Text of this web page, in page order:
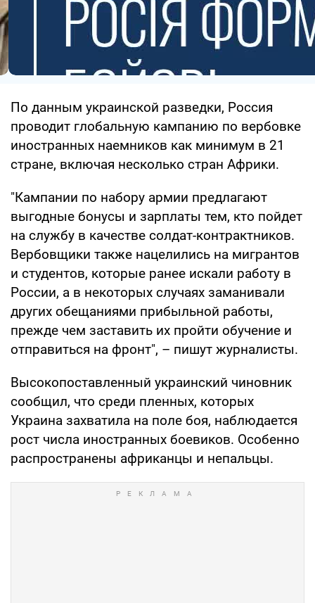
По данным украинской разведки, Россия
проводит глобальную кампанию по вербовке
иностранных наемников как минимум в 21
стране, включая несколько стран Африки.
"Кампании по набору армии предлагают
выгодные бонусы и зарплаты тем, кто пойдет
на службу в качестве солдат-контрактников.
Вербовщики также нацелились на мигрантов
и студентов, которые ранее искали работу в
России, а в некоторых случаях заманивали
других обещаниями прибыльной работы,
прежде чем заставить их пройти обучение и
отправиться на фронт", – пишут журналисты.
Высокопоставленный украинский чиновник
сообщил, что среди пленных, которых
Украина захватила на поле боя, наблюдается
рост числа иностранных боевиков. Особенно
распространены африканцы и непальцы.